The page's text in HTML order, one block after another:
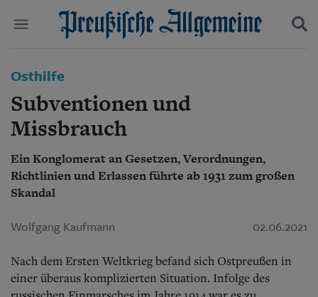
Start
Wirtschaft
Leben
Geschichte
Ostpreußen
Bücher
Suchen und finden
Osthilfe
Subventionen und
Missbrauch
Ein Konglomerat an Gesetzen, Verordnungen,
Richtlinien und Erlassen führte ab 1931 zum großen
Skandal
Wolfgang Kaufmann 02.06.2021
Nach dem Ersten Weltkrieg befand sich Ostpreußen in
einer überaus komplizierten Situation. Infolge des